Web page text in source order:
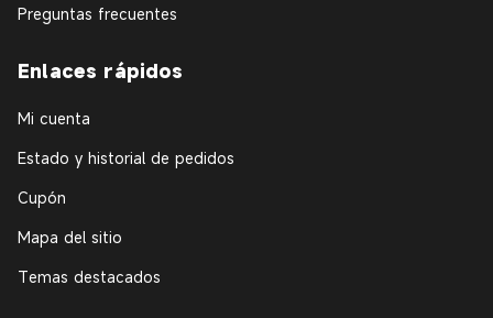
Preguntas frecuentes
Enlaces rápidos
Mi cuenta
Estado y historial de pedidos
Cupón
Mapa del sitio
Temas destacados